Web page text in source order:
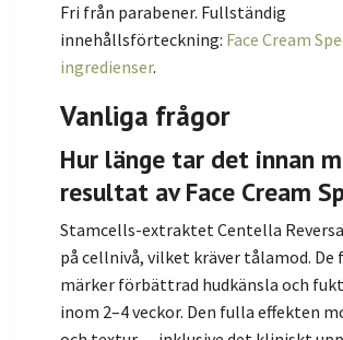
Fri från parabener. Fullständig
innehållsförteckning: Face Cream
ingredienser.
Vanliga frågor
Hur länge tar det innan
resultat av Face Cream
Stamcells-extraktet Centella
på cellnivå, vilket kräver tålamod. De
märker förbättrad hudkänsla och
inom 2–4 veckor. Den fulla effekten